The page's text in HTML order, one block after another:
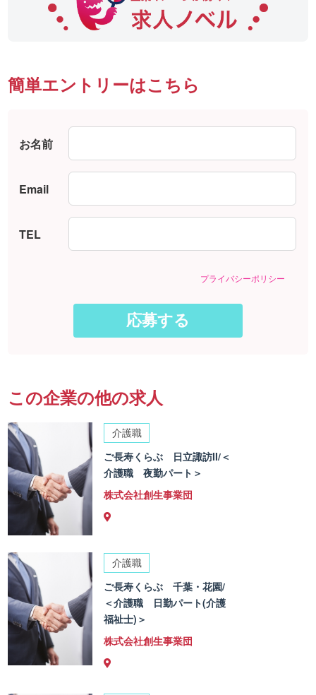
簡単エントリーはこちら
お名前
Email
TEL
プライバシーポリシー
この企業の他の求人
介護職
ご長寿くらぶ 日立諏訪II/＜
介護職 夜勤パート＞
株式会社創生事業団
介護職
ご長寿くらぶ 千葉・花園/
＜介護職 日勤パート(介護
福祉士)＞
株式会社創生事業団